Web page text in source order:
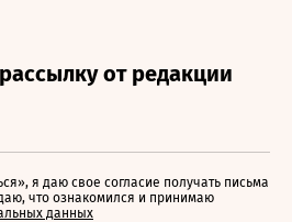
я даю свое согласие получать письма
что ознакомился и принимаю
данных